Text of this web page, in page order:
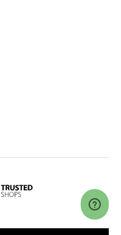
B.V.